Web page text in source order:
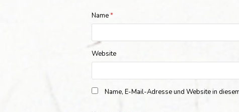
Name*
Website
Name, E-Mail-Adresse und Website in